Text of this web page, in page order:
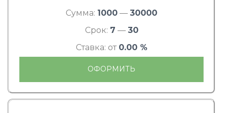
Сумма: 1000 — 30000
Срок: 7 — 30
Ставка: от 0.00 %
ОФОРМИТЬ